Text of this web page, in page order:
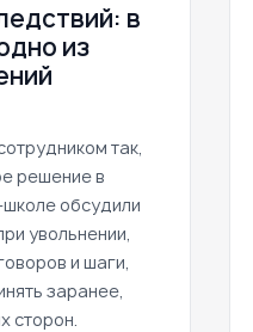
в
из
так,
решение в
обсудили
увольнении,
и шаги,
заранее,
сторон.